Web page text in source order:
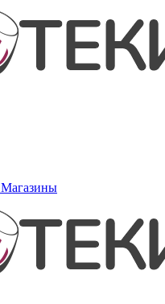
Магазины